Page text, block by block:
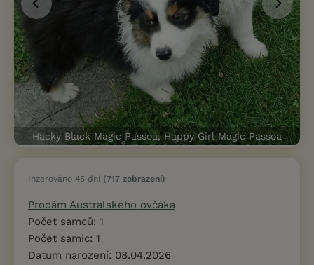
Inzerováno 45 dní (717 zobrazení)
Prodám Australského ovčáka
Počet samců: 1
Počet samic: 1
Datum narození: 08.04.2026
Hacky Black Magic Passoa, Happy Girl Magic Passoa